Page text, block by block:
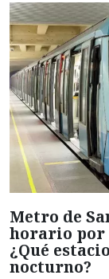
Metro de
horario por
¿Qué
nocturno?